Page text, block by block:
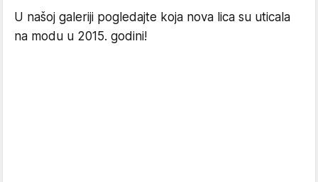
U našoj galeriji pogledajte koja nova lica su uticala
na modu u 2015. godini!